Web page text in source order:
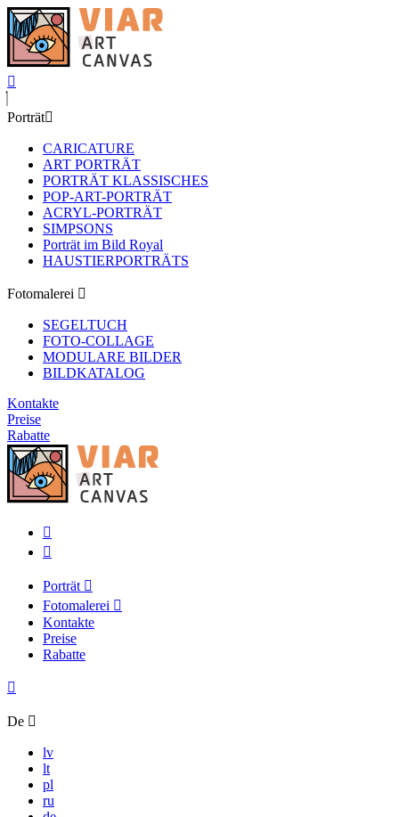
Porträt
CARICATURE
ART PORTRÄT
PORTRÄT KLASSISCHES
POP-ART-PORTRÄT
ACRYL-PORTRÄT
SIMPSONS
Porträt im Bild Royal
HAUSTIERPORTRÄTS
Fotomalerei
SEGELTUCH
FOTO-COLLAGE
MODULARE BILDER
BILDKATALOG
Kontakte
Preise
Rabatte
Porträt
Fotomalerei
Kontakte
Preise
Rabatte
De
lv
lt
pl
ru